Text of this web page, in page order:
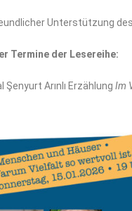
Unterstützung
Termine der Lesereihe:
Şenyurt Arınlı Erzählung Im